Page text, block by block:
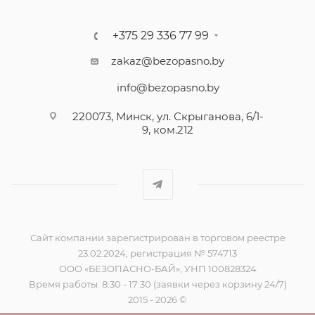
+375 29 336 77 99
zakaz@bezopasno.by
info@bezopasno.by
220073, Минск, ул. Скрыганова, 6/1-
9, ком.212
Сайт компании зарегистрирован в торговом реестре
23.02.2024, регистрация № 574713
ООО «БЕЗОПАСНО-БАЙ», УНП 100828324
Время работы: 8:30 - 17:30 (заявки через корзину 24/7)
2015 - 2026 ©